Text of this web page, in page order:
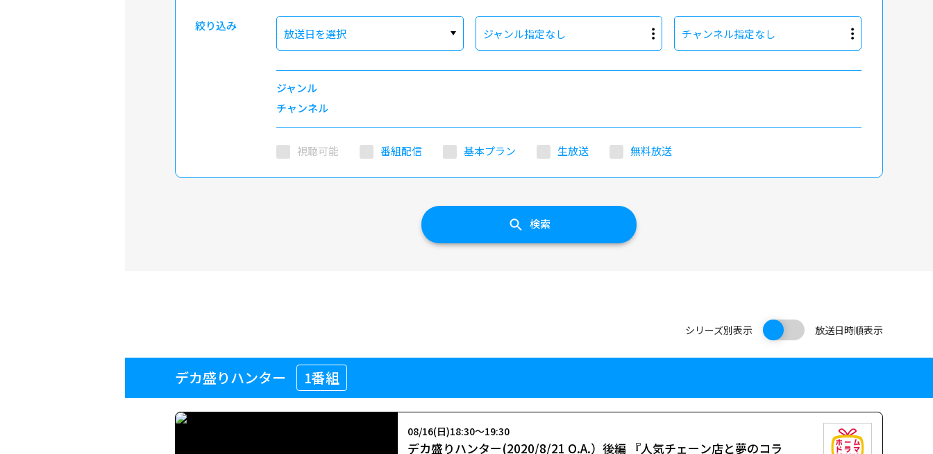
絞り込み
放送日を選択 ジャンル指定なし チャンネル指定なし
ジャンル
チャンネル
視聴可能 番組配信 基本プラン 生放送 無料放送
検索
シリーズ別表示 放送日時順表示
デカ盛りハンター 1番組
デカ盛りハンター(2020/8/21 O.A.）後編 『人気チェーン店と夢のコラ
08/16(日)18:30～19:30